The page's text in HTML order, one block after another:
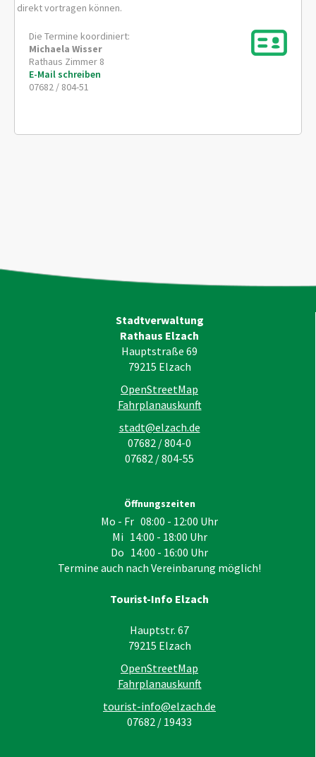
direkt vortragen können.
Die Termine koordiniert:
Michaela Wisser
Rathaus Zimmer 8
E-Mail schreiben
07682 / 804-51
Stadtverwaltung
Rathaus Elzach
Hauptstraße 69
79215 Elzach
OpenStreetMap
Fahrplanauskunft
stadt@elzach.de
07682 / 804-0
07682 / 804-55
Öffnungszeiten
Mo - Fr 08:00 - 12:00 Uhr
Mi 14:00 - 18:00 Uhr
Do 14:00 - 16:00 Uhr
Termine auch nach Vereinbarung möglich!
Tourist-Info Elzach
Hauptstr. 67
79215 Elzach
OpenStreetMap
Fahrplanauskunft
tourist-info@elzach.de
07682 / 19433